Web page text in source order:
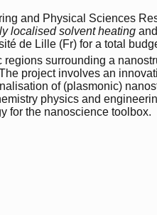
and Physical Sciences
localised solvent heating
de Lille (Fr) for a total
surrounding a
project involves an
of (plasmonic)
physics and
for the nanoscience toolbox.